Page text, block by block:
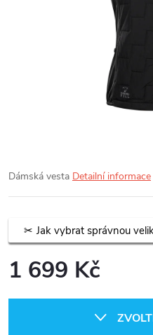
Dámská vesta Detailní informace
Jak vybrat správnou
1 699 Kč